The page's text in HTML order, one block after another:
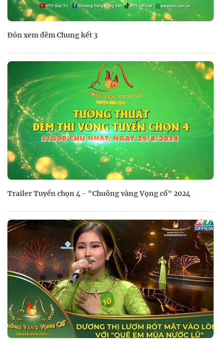
Đón xem đêm Chung kết 3
Trailer Tuyển chọn 4 - "Chuông vàng Vọng cổ" 2024